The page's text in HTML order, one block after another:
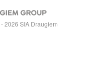
2026 SIA Draugiem